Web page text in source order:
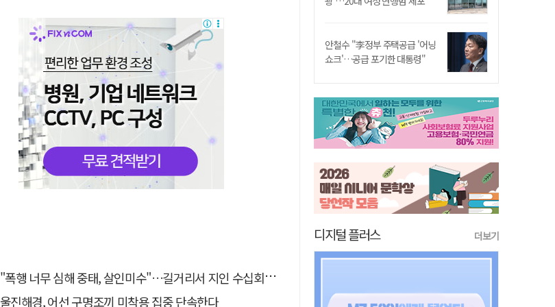
"폭행 너무 심해 중태, 살인미수"…길거리서 지인 수십회 때린 50대 '긴급체포'
울진해경, 어선 구명조끼 미착용 집중 단속한다
안철수 "李정부 주택공급 '어닝
쇼크'…공급 포기한 대통령"
디지털 플러스 더보기